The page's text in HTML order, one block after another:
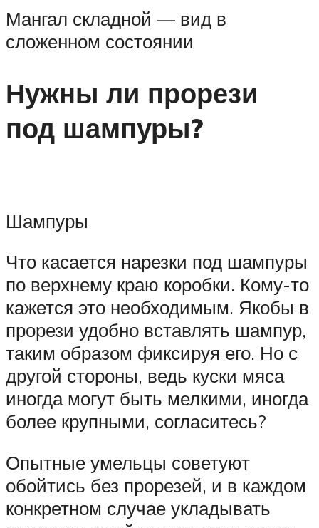
Мангал складной — вид в
сложенном состоянии
Нужны ли прорези
под шампуры?
Шампуры
Что касается нарезки под шампуры
по верхнему краю коробки. Кому-то
кажется это необходимым. Якобы в
прорези удобно вставлять шампур,
таким образом фиксируя его. Но с
другой стороны, ведь куски мяса
иногда могут быть мелкими, иногда
более крупными, согласитесь?
Опытные умельцы советуют
обойтись без прорезей, и в каждом
конкретном случае укладывать